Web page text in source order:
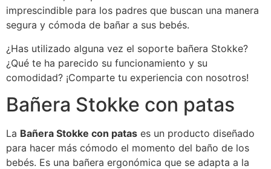
imprescindible para los padres que buscan una manera
segura y cómoda de bañar a sus bebés.
¿Has utilizado alguna vez el soporte bañera Stokke?
¿Qué te ha parecido su funcionamiento y su
comodidad? ¡Comparte tu experiencia con nosotros!
Bañera Stokke con patas
La Bañera Stokke con patas es un producto diseñado
para hacer más cómodo el momento del baño de los
bebés. Es una bañera ergonómica que se adapta a la